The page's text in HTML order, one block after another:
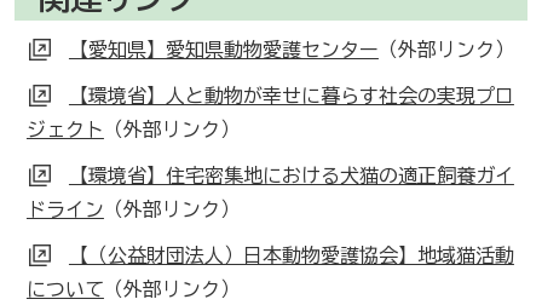
【愛知県】愛知県動物愛護センター （外部リンク）
【環境省】人と動物が幸せに暮らす社会の実現プロ
ジェクト
（外部リンク）
【環境省】住宅密集地における犬猫の適正飼養ガイ
ドライン （外部リンク）
【（公益財団法人）日本動物愛護協会】地域猫活動
について （外部リンク）